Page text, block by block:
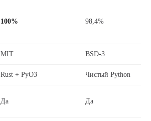
100% 98,4%
MIT BSD-3
Rust + PyO3 Чистый Python
Да Да